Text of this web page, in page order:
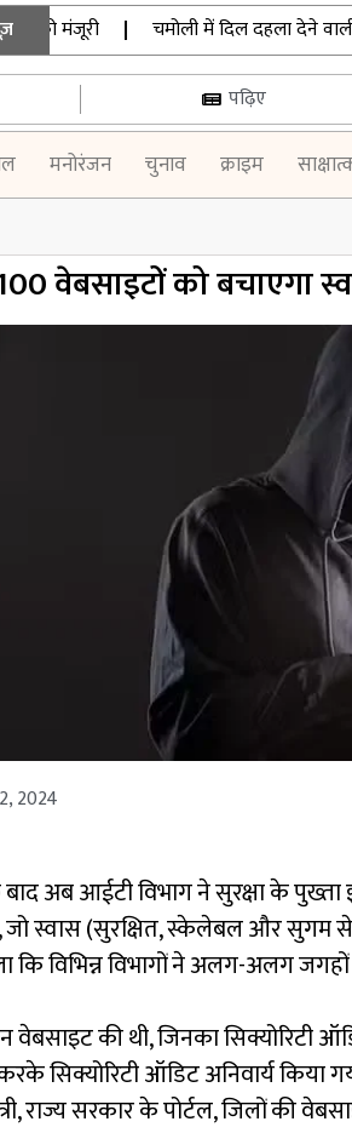
को मंजूरी | चमोली में दिल दहला देने वाली
पढ़िए
मनोरंजन चुनाव क्राइम
वेबसाइटों को बचाएगा
2024
अब आईटी विभाग ने सुरक्षा के
स्वास (सुरक्षित, स्केलेबल और सुगम
विभिन्न विभागों ने अलग-अलग
की थी, जिनका सिक्योरिटी
सिक्योरिटी ऑडिट अनिवार्य किया
राज्य सरकार के पोर्टल, जिलों की